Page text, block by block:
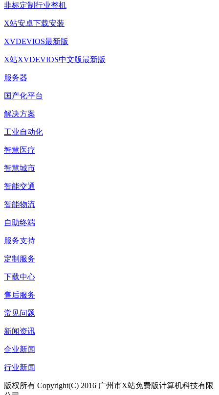
非标定制行业整机
X站安卓下载安装
XVDEVIOS最新版
X站XVDEVIOS中文版最新版
服务器
国产化平台
解决方案
工业自动化
智慧医疗
智慧城市
智能交通
智能物流
自助终端
服务支持
定制服务
下载中心
售后服务
常见问题
新闻资讯
企业新闻
行业新闻
版权所有 Copyright(C) 2016 广州市X站免费版计算机科技有限